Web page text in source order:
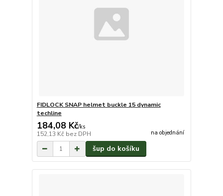
FIDLOCK SNAP helmet buckle 15 dynamic
techline
184,08 Kč/ks
152,13 Kč bez DPH na objednání
šup do košíku